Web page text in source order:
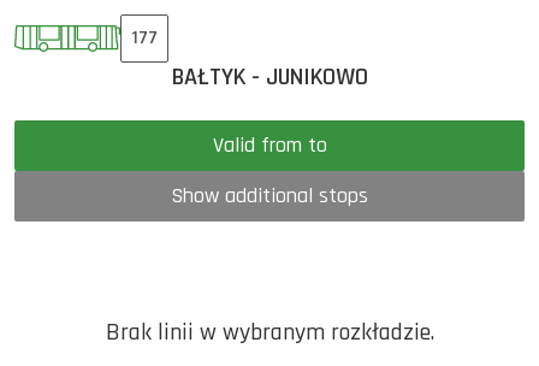
177
BAŁTYK - JUNIKOWO
Valid from to
Show additional stops
Brak linii w wybranym rozkładzie.